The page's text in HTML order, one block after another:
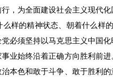
，为全面建设社会主义现代
样的精神状态、朝着什么样
必须坚持以马克思主义中国
业始终沿着正确方向胜利前
本色和敢于斗争、敢于胜利